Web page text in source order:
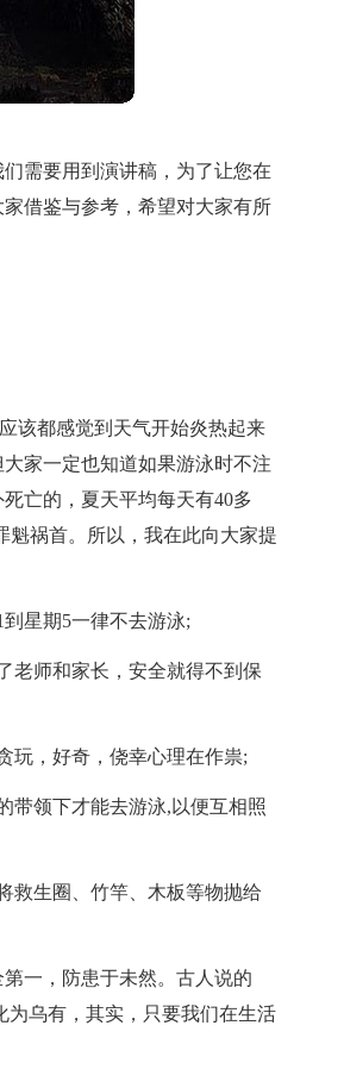
需要用到演讲稿，为了让您在
借鉴与参考，希望对大家有所
该都感觉到天气开始炎热起来
家一定也知道如果游泳时不注
亡的，夏天平均每天有40多
魁祸首。所以，我在此向大家提
星期5一律不去游泳;
老师和家长，安全就得不到保
玩，好奇，侥幸心理在作祟;
带领下才能去游泳,以便互相照
救生圈、竹竿、木板等物抛给
一，防患于未然。古人说的
乌有，其实，只要我们在生活